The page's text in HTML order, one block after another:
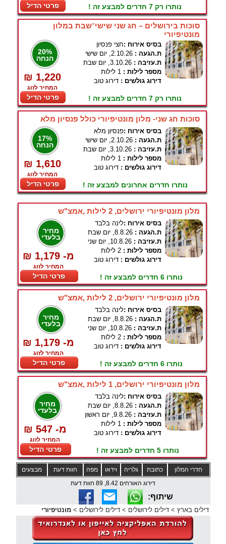
פרטי הדיל נותרו רק 7 חדרים למבצע זה !
סוכות בירושלים – חג שני שישי־שבת במלון
מונטיפיורי
20%
הנחה
₪ 1,220
המחיר לזוג
פרטי הדיל
בסיס אירוח :חצי פנסיון
ת.הגעה : 2.10.26, יום שישי
ת.עזיבה : 3.10.26, יום שבת
מספר לילות : 1 לילות
דירוג גולשים : דירוג טוב
נותרו רק 7 חדרים למבצע זה !
סוכות חג שני- מלון מונטיפיורי כולל פנסיון מלא
17%
הנחה
₪ 1,610
המחיר לזוג
פרטי הדיל
בסיס אירוח :פנסיון מלא
ת.הגעה : 2.10.26, יום שישי
ת.עזיבה : 3.10.26, יום שבת
מספר לילות : 1 לילות
דירוג גולשים : דירוג טוב
נותרו חדרים אחרונים למבצע זה !
מלון מונטיפיורי ירושלים, 2 לילות ,אמצ"ש
מחיר
בלעדי
₪ 1,179 -מ
המחיר לזוג
פרטי הדיל
בסיס אירוח :לינה בלבד
ת.הגעה : 8.8.26, יום שבת
ת.עזיבה : 10.8.26, יום שני
מספר לילות : 2 לילות
דירוג גולשים : דירוג טוב
נותרו 6 חדרים למבצע זה !
מלון מונטיפיורי ירושלים, 2 לילות ,אמצ"ש
מחיר
בלעדי
₪ 1,179 -מ
המחיר לזוג
פרטי הדיל
בסיס אירוח :לינה בלבד
ת.הגעה : 8.8.26, יום שבת
ת.עזיבה : 10.8.26, יום שני
מספר לילות : 2 לילות
דירוג גולשים : דירוג טוב
נותרו 6 חדרים למבצע זה !
מלון מונטיפיורי ירושלים, 1 לילות ,אמצ"ש
מחיר
בלעדי
₪ 547 -מ
המחיר לזוג
פרטי הדיל
בסיס אירוח :לינה בלבד
ת.הגעה : 8.8.26, יום שבת
ת.עזיבה : 9.8.26, יום ראשון
מספר לילות : 1 לילות
דירוג גולשים : דירוג טוב
נותרו 5 חדרים למבצע זה !
מבצעים חוות דעת מפה וידאו גלריה כתובת
חדרי המלון
דירוג האורחים 8.42, 89 חוות דעת
שיתוף:
דילים בארץ > דילים לירושלים > דילים לירושלים > מונטיפיורי